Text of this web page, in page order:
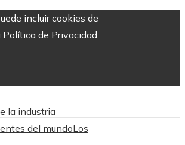
incluir cookies de
de Privacidad.
la industria
del mundoLos